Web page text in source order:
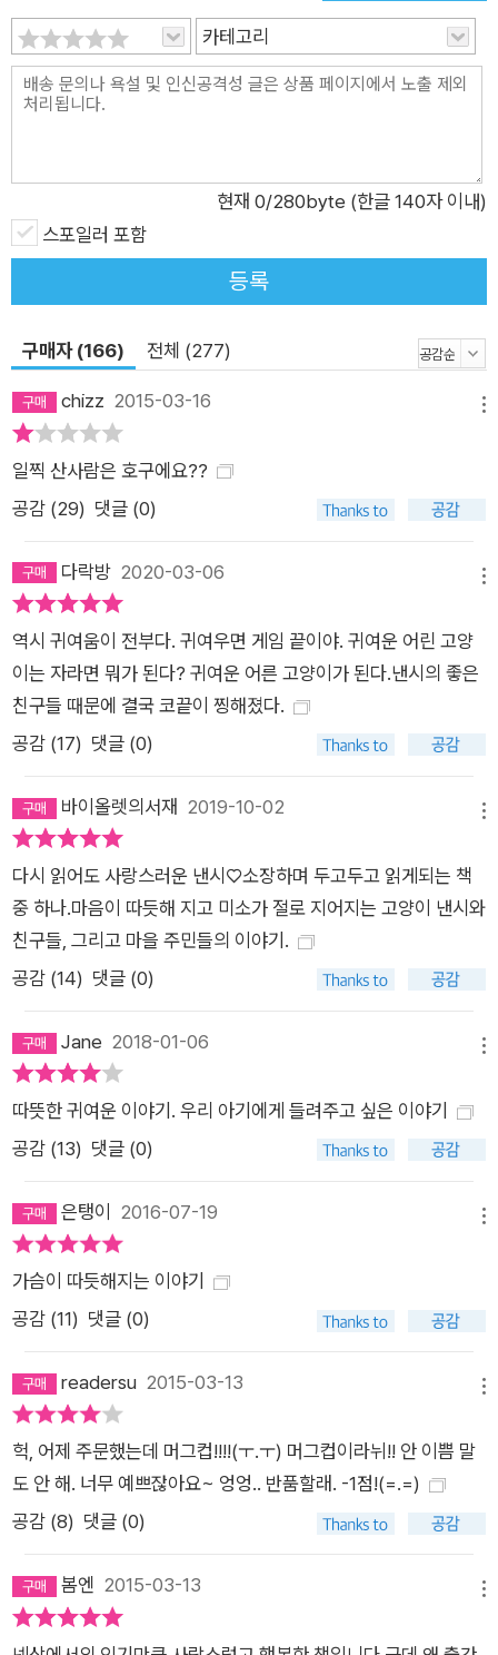
카테고리
현재 0/280byte (한글 140자 이내)
스포일러 포함
등록
구매자 (166) 전체 (277)
chizz 2015-03-16
일찍 산사람은 호구에요??
공감 (29) 댓글 (0)
다락방 2020-03-06
역시 귀여움이 전부다. 귀여우면 게임 끝이야. 귀여운 어린 고양
이는 자라면 뭐가 된다? 귀여운 어른 고양이가 된다.낸시의 좋은
친구들 때문에 결국 코끝이 찡해졌다.
공감 (17) 댓글 (0)
바이올렛의서재 2019-10-02
다시 읽어도 사랑스러운 낸시♡소장하며 두고두고 읽게되는 책
중 하나.마음이 따듯해 지고 미소가 절로 지어지는 고양이 낸시와
친구들, 그리고 마을 주민들의 이야기.
공감 (14) 댓글 (0)
Jane 2018-01-06
따뜻한 귀여운 이야기. 우리 아기에게 들려주고 싶은 이야기
공감 (13) 댓글 (0)
은탱이 2016-07-19
가슴이 따듯해지는 이야기
공감 (11) 댓글 (0)
readersu 2015-03-13
헉, 어제 주문했는데 머그컵!!!!(ㅜ.ㅜ) 머그컵이라뉘!! 안 이쁨 말
도 안 해. 너무 예쁘잖아요~ 엉엉.. 반품할래. -1점!(=.=)
공감 (8) 댓글 (0)
봄엔 2015-03-13